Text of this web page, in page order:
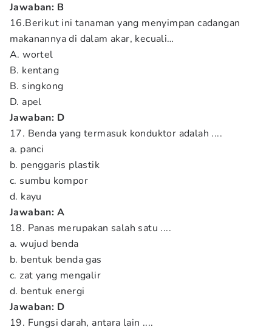
Jawaban: B
16.Berikut ini tanaman yang menyimpan cadangan
makanannya di dalam akar, kecuali…
A. wortel
B. kentang
B. singkong
D. apel
Jawaban: D
17. Benda yang termasuk konduktor adalah ....
a. panci
b. penggaris plastik
c. sumbu kompor
d. kayu
Jawaban: A
18. Panas merupakan salah satu ....
a. wujud benda
b. bentuk benda gas
c. zat yang mengalir
d. bentuk energi
Jawaban: D
19. Fungsi darah, antara lain ....